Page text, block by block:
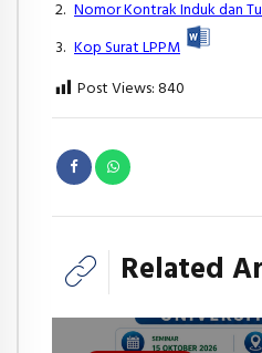
Nomor Kontrak Induk dan
Kop Surat LPPM
Post Views: 840
Related